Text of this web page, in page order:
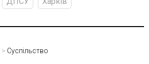
> Суспільство